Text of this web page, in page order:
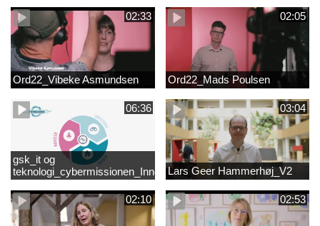
02:33
Ord22_Vibeke Asmundsen
02:05
Ord22_Mads Poulsen
06:36
gsk_it og
teknologi_cybermissionen_Innovationscirklen
03:04
Lars Geer Hammerhøj_V2
02:10 02:53